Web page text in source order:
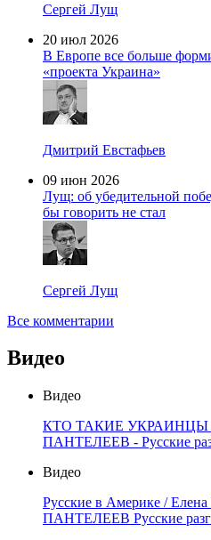
Сергей Лущ
20 июл 2026
В Европе все больше
«проекта Украина»
Дмитрий Евстафьев
09 июн 2026
Лущ: об убедительной
бы говорить не стал
Сергей Лущ
Все комментарии
Видео
Видео
КТО ТАКИЕ УКРАИНЦЫ /
ПАНТЕЛЕЕВ - Русские
Видео
Русские в Америке /
ПАНТЕЛЕЕВ Русские